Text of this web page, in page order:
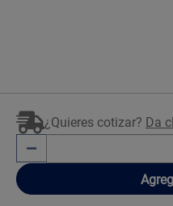
¿Quieres cotizar? Da